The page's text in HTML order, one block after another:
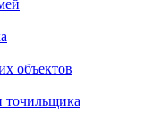
объектов
точильщика